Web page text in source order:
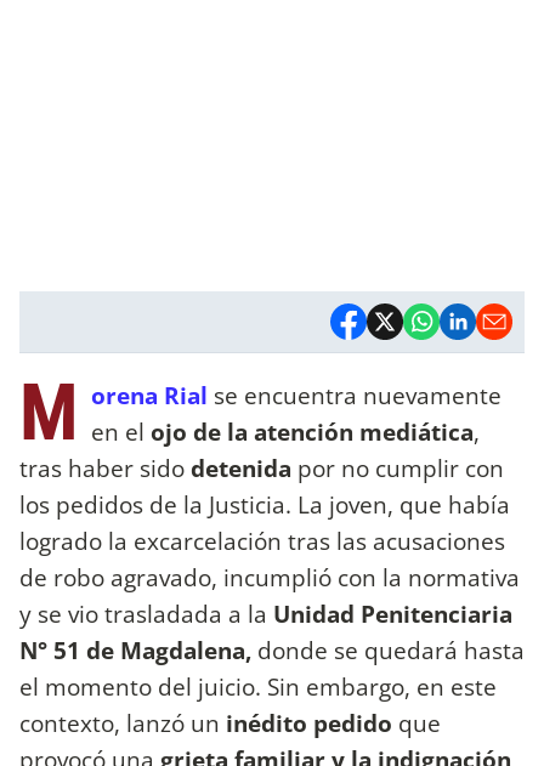
M orena Rial se encuentra nuevamente
en el ojo de la atención mediática,
tras haber sidodetenida por no cumplir con
los pedidos de la Justicia. La joven, que había
logrado la excarcelación tras las acusaciones
de robo agravado, incumplió con la normativa
y se vio trasladada a la Unidad Penitenciaria
N° 51 de Magdalena, donde se quedará hasta
el momento del juicio. Sin embargo, en este
contexto, lanzó un inédito pedido que
provocó una grieta familiar y la indignación